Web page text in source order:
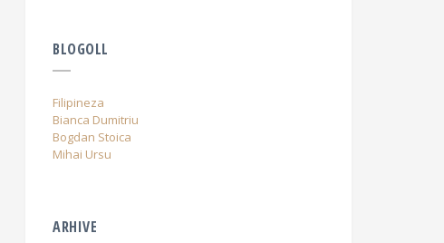
BLOGOLL
Filipineza
Bianca Dumitriu
Bogdan Stoica
Mihai Ursu
ARHIVE